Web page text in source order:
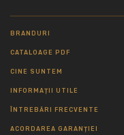
BRANDURI
CATALOAGE PDF
CINE SUNTEM
INFORMAȚII UTILE
ÎNTREBĂRI FRECVENTE
ACORDAREA GARANȚIEI